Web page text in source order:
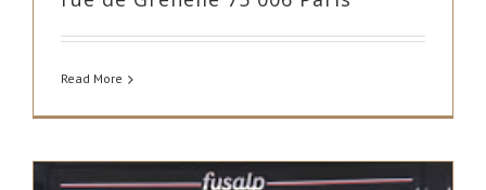
Read More